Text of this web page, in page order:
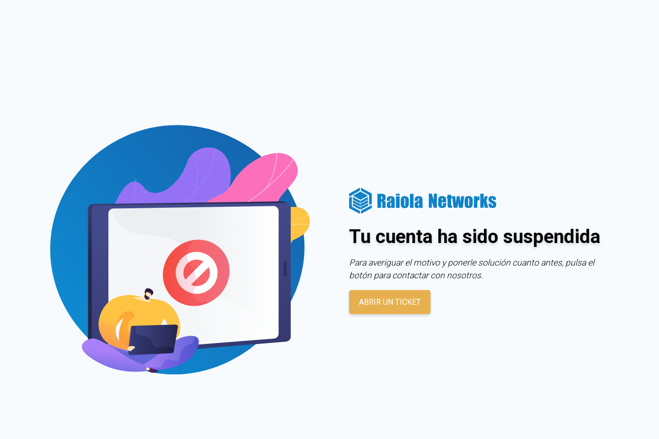
Tu cuenta ha sido suspendida
Para averiguar el motivo y ponerle solución cuanto antes, pulsa el
botón para contactar con nosotros.
ABRIR UN TICKET